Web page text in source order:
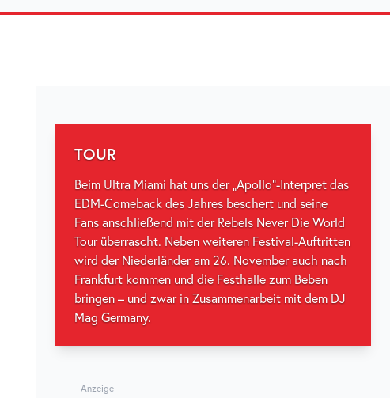
TOUR
Beim Ultra Miami hat uns der „Apollo“-Interpret das
EDM-Comeback des Jahres beschert und seine
Fans anschließend mit der Rebels Never Die World
Tour überrascht. Neben weiteren Festival-Auftritten
wird der Niederländer am 26. November auch nach
Frankfurt kommen und die Festhalle zum Beben
bringen – und zwar in Zusammenarbeit mit dem DJ
Mag Germany.
Anzeige